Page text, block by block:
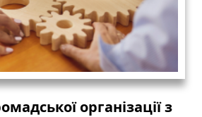
організації з